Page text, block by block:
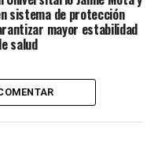
sistema de protección
mayor estabilidad
salud